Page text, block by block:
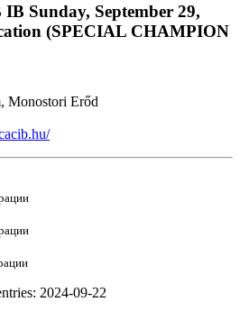
Sunday, September 29,
(SPECIAL CHAMPION
Monostori Erőd
: 2024-09-22